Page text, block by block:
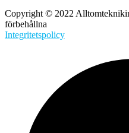
Copyright © 2022
förbehållna
Integritetspolicy